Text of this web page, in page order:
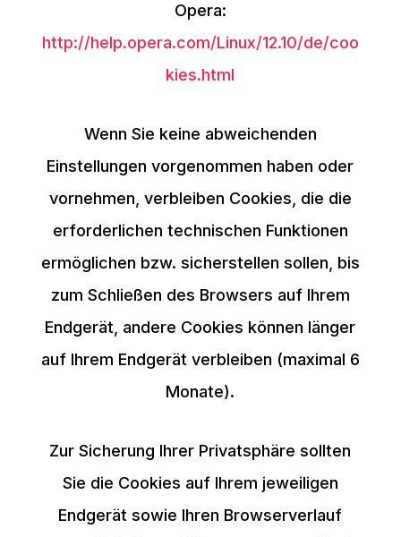
Opera:
http://help.opera.com/Linux/12.10/de/coo
kies.html
Wenn Sie keine abweichenden
Einstellungen vorgenommen haben oder
vornehmen, verbleiben Cookies, die die
erforderlichen technischen Funktionen
ermöglichen bzw. sicherstellen sollen, bis
zum Schließen des Browsers auf Ihrem
Endgerät, andere Cookies können länger
auf Ihrem Endgerät verbleiben (maximal 6
Monate).
Zur Sicherung Ihrer Privatsphäre sollten
Sie die Cookies auf Ihrem jeweiligen
Endgerät sowie Ihren Browserverlauf